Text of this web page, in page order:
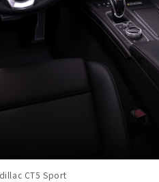
CT5 Sport